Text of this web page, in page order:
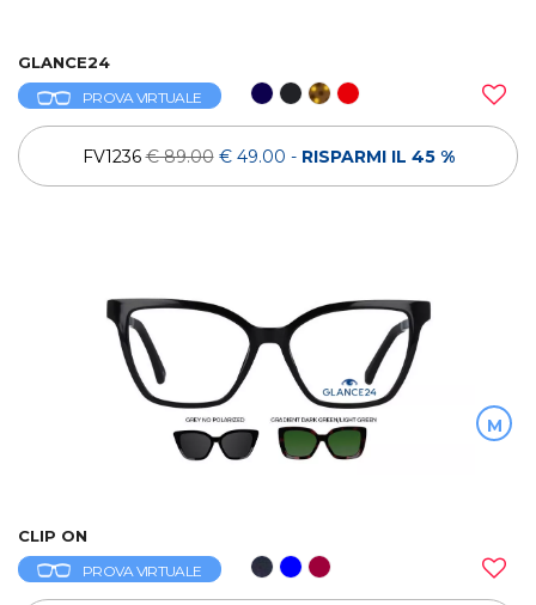
GLANCE24
PROVA VIRTUALE
FV1236€ 89.00 € 49.00 - RISPARMI IL 45 %
M
CLIP ON
PROVA VIRTUALE